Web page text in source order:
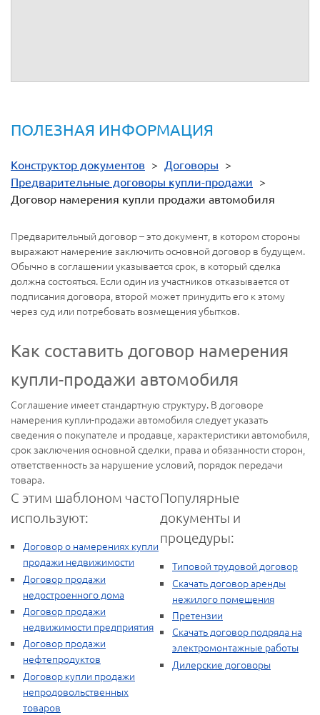
ПОЛЕЗНАЯ ИНФОРМАЦИЯ
Конструктор документов > Договоры >
Предварительные договоры купли-продажи >
Договор намерения купли продажи автомобиля
Предварительный договор – это документ, в котором стороны
выражают намерение заключить основной договор в будущем.
Обычно в соглашении указывается срок, в который сделка
должна состояться. Если один из участников отказывается от
подписания договора, второй может принудить его к этому
через суд или потребовать возмещения убытков.
Как составить договор намерения
купли-продажи автомобиля
Соглашение имеет стандартную структуру. В договоре
намерения купли-продажи автомобиля следует указать
сведения о покупателе и продавце, характеристики автомобиля,
срок заключения основной сделки, права и обязанности сторон,
ответственность за нарушение условий, порядок передачи
товара.
С этим шаблоном часто
используют:
Договор о намерениях купли
продажи недвижимости
Договор продажи
недостроенного дома
Договор продажи
недвижимости предприятия
Договор продажи
нефтепродуктов
Договор купли продажи
непродовольственных
товаров
Популярные
документы и
процедуры:
Типовой трудовой договор
Скачать договор аренды
нежилого помещения
Претензии
Скачать договор подряда на
электромонтажные работы
Дилерские договоры